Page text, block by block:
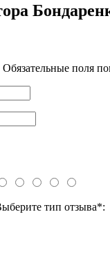
Обязательные поля
тип отзыва*: